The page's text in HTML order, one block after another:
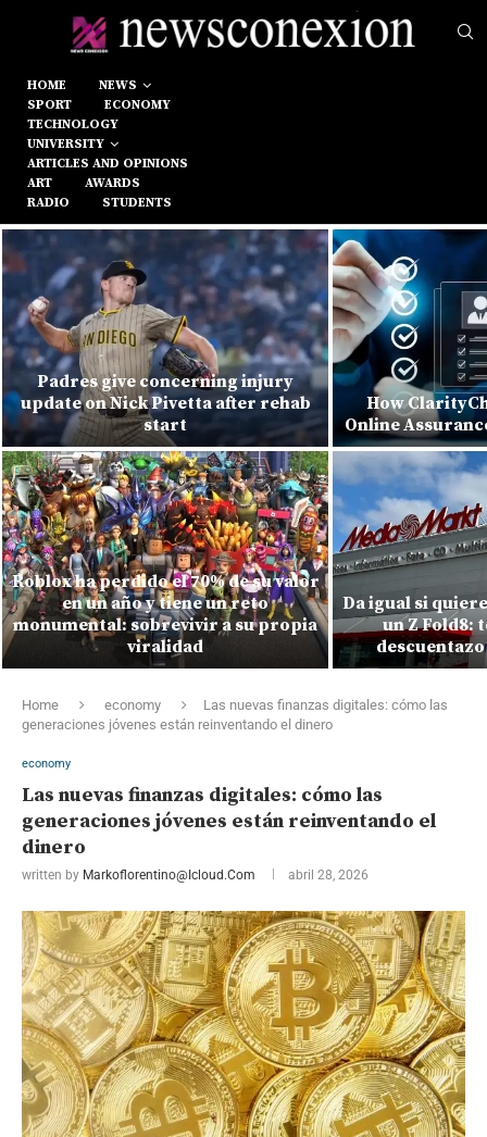
HOME
NEWS
SPORT
ECONOMY
TECHNOLOGY
UNIVERSITY
ARTICLES AND OPINIONS
ART
AWARDS
RADIO
STUDENTS
Padres give concerning injury
update on Nick Pivetta after rehab
start
Roblox ha perdido el 70% de su valor
en un año y tiene un reto
monumental: sobrevivir a su propia
viralidad
How
Online
Da igual si
un Z Fold8:
Home economy
Las nuevas finanzas digitales: cómo las
generaciones jóvenes están reinventando el dinero
economy
Las nuevas finanzas digitales: cómo las
generaciones jóvenes están reinventando el
dinero
written by Markoflorentino@icloud.com abril 28, 2026